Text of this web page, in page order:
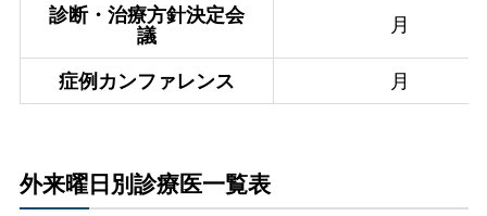
診断・治療方針決定会
議 月
症例カンファレンス 月
外来曜日別診療医一覧表